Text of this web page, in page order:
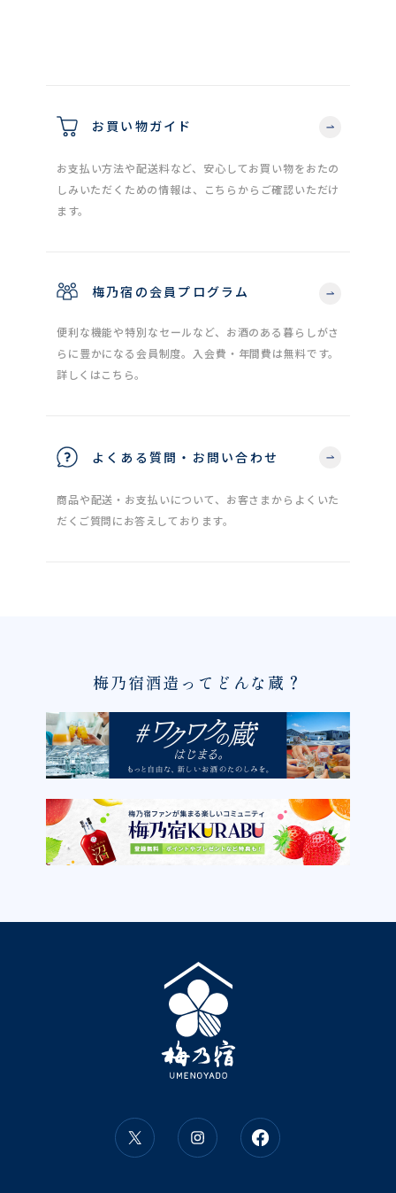
お買い物ガイド
お支払い方法や配送料など、安心してお買い物をおたの
しみいただくための情報は、こちらからご確認いただけ
ます。
梅乃宿の会員プログラム
便利な機能や特別なセールなど、お酒のある暮らしがさ
らに豊かになる会員制度。入会費・年間費は無料です。
詳しくはこちら。
よくある質問・お問い合わせ
商品や配送・お支払いについて、お客さまからよくいた
だくご質問にお答えしております。
梅乃宿酒造ってどんな蔵？